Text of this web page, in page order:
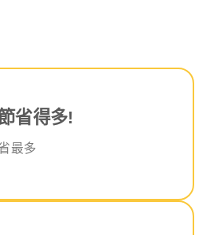
省得多!
最多